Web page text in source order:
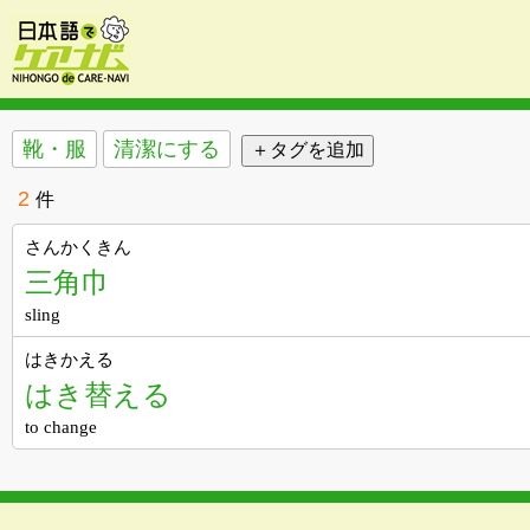
靴・服 清潔にする
2 件
さんかくきん
三角巾
sling
はきかえる
はき替える
to change